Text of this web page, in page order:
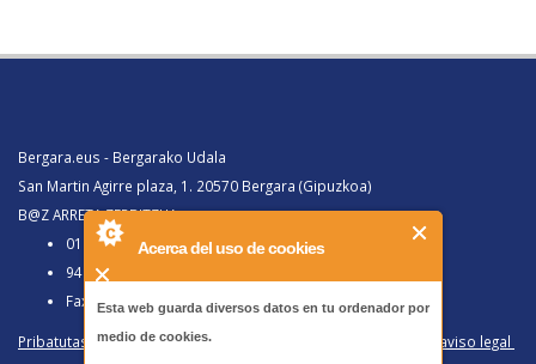
Acerca del uso de cookies
Esta web guarda diversos datos en tu ordenador por
medio de cookies.
Bergara.eus - Bergarako Udala
San Martin Agirre plaza, 1. 20570 Bergara (Gipuzkoa)
B@Z ARRETA ZERBITZUA:
010, Bergaratik deituz gero
943 77 91 00, Bergaraz kanpotik deituz gero
Faxa 943 77 91 63
Pribatutasun politika eta lege oharra
Política de privacidad y aviso legal